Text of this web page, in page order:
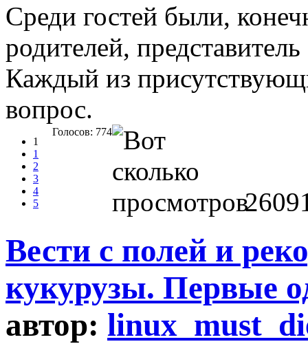
Среди гостей были,
родителей,
Каждый из
вопрос.
1
1
2
3
4
5
Голосов: 774
Вести с полей и
кукурузы. Первые
автор: